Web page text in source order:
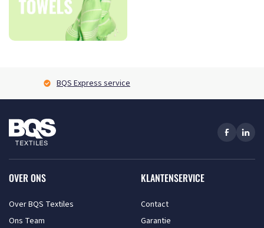
BQS Express service
OVER ONS
Over BQS Textiles
Ons Team
KLANTENSERVICE
Contact
Garantie